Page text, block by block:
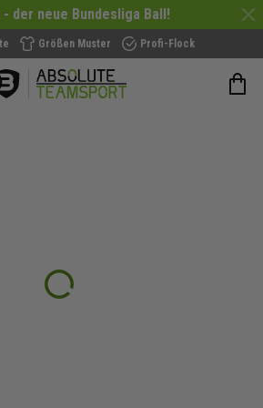
- der neue Bundesliga Ball!
Größen Muster Profi-Flock